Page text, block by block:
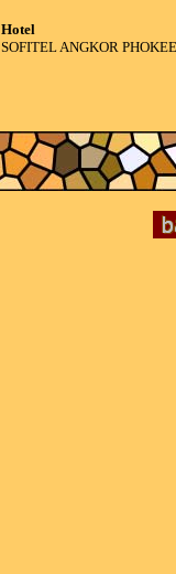
Hotel
SOFITEL ANGKOR